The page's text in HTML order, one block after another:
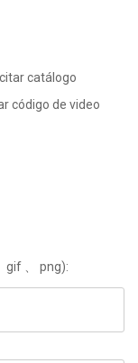
catálogo
código de video
gif 、 png):